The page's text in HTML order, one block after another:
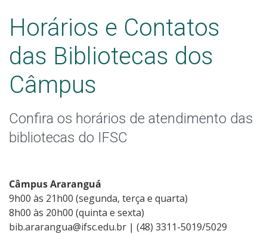
Capacitações Online
Normas ABNT
Horários e Contatos
das Bibliotecas dos
Câmpus
Confira os horários de atendimento das
bibliotecas do IFSC
Câmpus Araranguá
9h00 às 21h00 (segunda, terça e quarta)
8h00 às 20h00 (quinta e sexta)
bib.ararangua@ifsc.edu.br | (48) 3311-5019/5029